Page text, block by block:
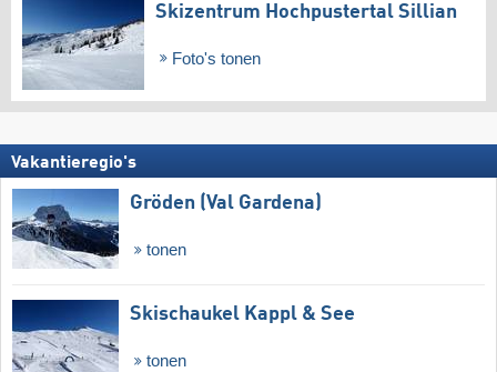
Skizentrum Hochpustertal Sillian
Foto's tonen
Vakantieregio's
Gröden (Val Gardena)
tonen
Skischaukel Kappl & See
tonen